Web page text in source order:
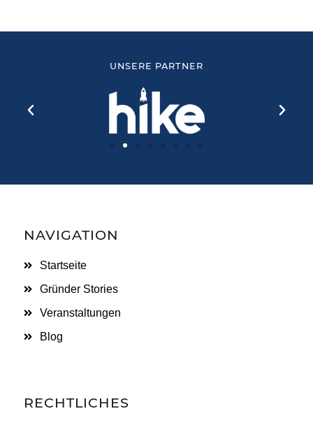
UNSERE PARTNER
NAVIGATION
Startseite
Gründer Stories
Veranstaltungen
Blog
RECHTLICHES